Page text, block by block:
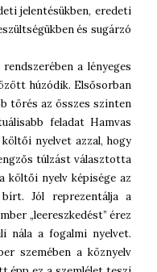
jelentésükben, eredeti
és sugárzó
a lényeges
húzódik. Elsősorban
törés az összes szinten
feladat Hamvas
nyelvet azzal, hogy
túlzást választotta
költői nyelv képisége az
bírt. Jól reprezentálja a
„leereszkedést” érez
nála a fogalmi nyelvet.
szemében a köznyelv